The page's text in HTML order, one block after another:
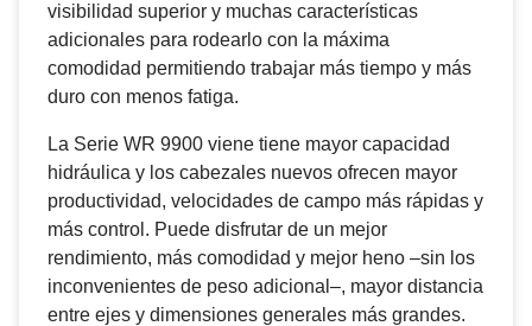
visibilidad superior y muchas características
adicionales para rodearlo con la máxima
comodidad permitiendo trabajar más tiempo y más
duro con menos fatiga.
La Serie WR 9900 viene tiene mayor capacidad
hidráulica y los cabezales nuevos ofrecen mayor
productividad, velocidades de campo más rápidas y
más control. Puede disfrutar de un mejor
rendimiento, más comodidad y mejor heno –sin los
inconvenientes de peso adicional–, mayor distancia
entre ejes y dimensiones generales más grandes.